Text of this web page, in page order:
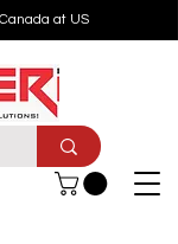
at US